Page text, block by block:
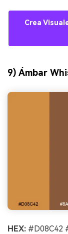
Crea
9) Ámbar
HEX: #D08C42